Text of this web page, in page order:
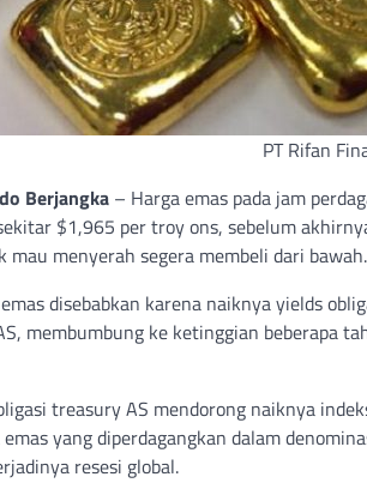
PT Rifan
Berjangka – Harga emas pada jam
$1,965 per troy ons, sebelum
mau menyerah segera membeli dari bawah.
disebabkan karena naiknya yields
membumbung ke ketinggian beberapa
treasury AS mendorong naiknya
yang diperdagangkan dalam
resesi global.